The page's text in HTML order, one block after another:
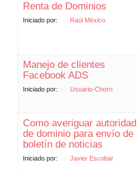
Renta de Dominios
Iniciado por: Raúl México
Manejo de clientes
Facebook ADS
Iniciado por: Usuario-Chorri
Como averiguar autoridad
de dominio para envío de
boletín de noticias
Iniciado por: Javier Escobar